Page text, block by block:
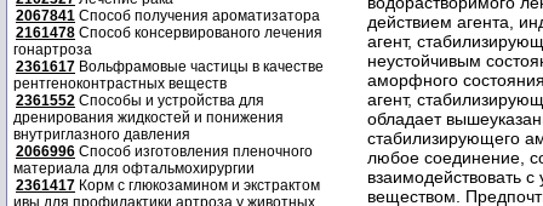
2067841 Способ получения ароматизатора
2161478 Способ консервированого лечения
гонартроза
2361617 Вольфрамовые частицы в качестве
рентгеноконтрастных веществ
2361552 Способы и устройства для
дренирования жидкостей и понижения
внутриглазного давления
2066996 Способ изготовления пленочного
материала для офтальмохирургии
2361417 Корм с глюкозамином и экстрактом
ивы для профилактики артроза у животных
действием агента,
агент,
неустойчивым
аморфного
агент,
обладает
стабилизирующего
любое соединение,
взаимодействовать
веществом.